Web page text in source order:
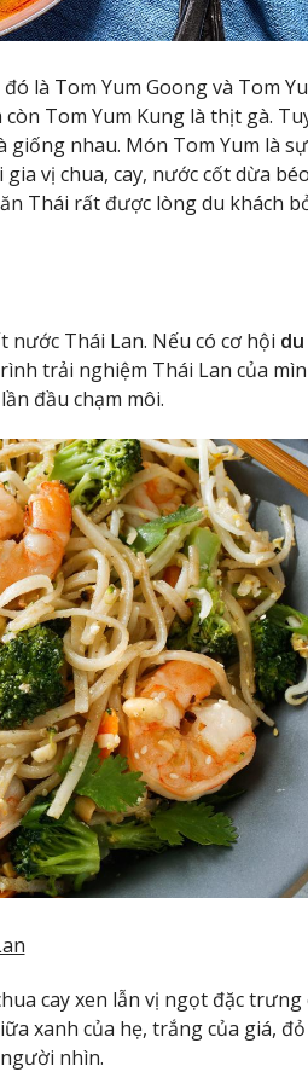
là Tom Yum Goong và Tom
Tom Yum Kung là thịt gà.
giống nhau. Món Tom Yum là
vị chua, cay, nước cốt dừa béo
Thái rất được lòng du khách
nước Thái Lan. Nếu có cơ hội
trải nghiệm Thái Lan của
đầu chạm môi.
cay xen lẫn vị ngọt đặc trưng
xanh của hẹ, trắng của giá, đỏ
nhìn.